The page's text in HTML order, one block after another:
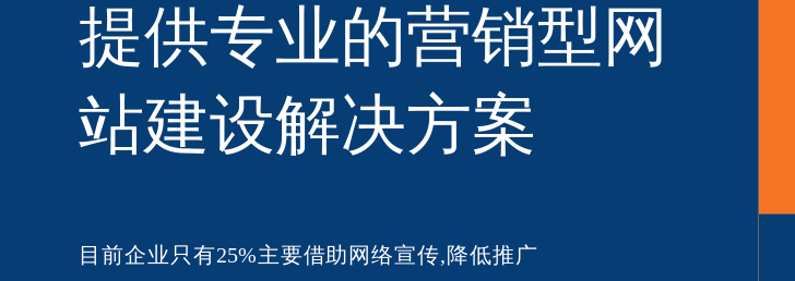
提供专业的营销型网
站建设解决方案
目前企业只有25%主要借助网络宣传,降低推广